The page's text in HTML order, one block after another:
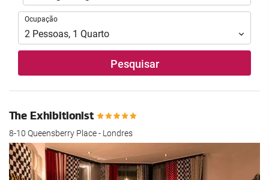
Ocupação
Ocupação
2 Pessoas, 1 Quarto
Pesquisar
The Exhibitionist
8-10 Queensberry Place - Londres